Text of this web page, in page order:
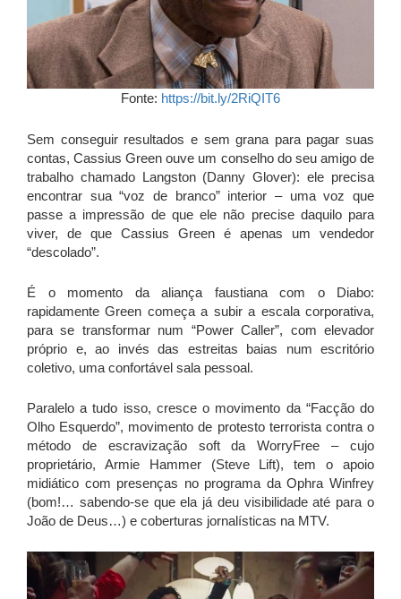
Fonte: https://bit.ly/2RiQIT6
Sem conseguir resultados e sem grana para pagar suas
contas, Cassius Green ouve um conselho do seu amigo de
trabalho chamado Langston (Danny Glover): ele precisa
encontrar sua “voz de branco” interior – uma voz que
passe a impressão de que ele não precise daquilo para
viver, de que Cassius Green é apenas um vendedor
“descolado”.
É o momento da aliança faustiana com o Diabo:
rapidamente Green começa a subir a escala corporativa,
para se transformar num “Power Caller”, com elevador
próprio e, ao invés das estreitas baias num escritório
coletivo, uma confortável sala pessoal.
Paralelo a tudo isso, cresce o movimento da “Facção do
Olho Esquerdo”, movimento de protesto terrorista contra o
método de escravização soft da WorryFree – cujo
proprietário, Armie Hammer (Steve Lift), tem o apoio
midiático com presenças no programa da Ophra Winfrey
(bom!… sabendo-se que ela já deu visibilidade até para o
João de Deus…) e coberturas jornalísticas na MTV.